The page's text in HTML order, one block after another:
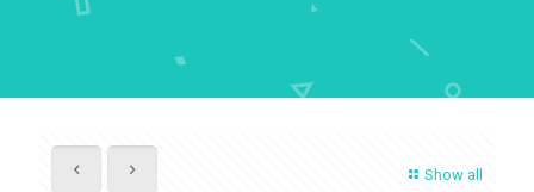
Show all